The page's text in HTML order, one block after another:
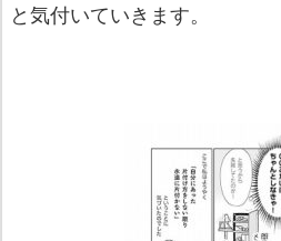
と気付いていきます。